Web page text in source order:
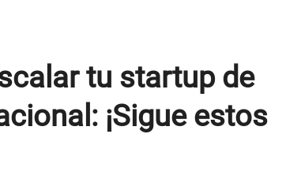
tu startup de
¡Sigue estos